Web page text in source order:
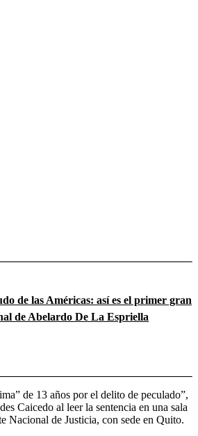
de las Américas: así es el primer gran
de Abelardo De La Espriella
de 13 años por el delito de peculado”,
Caicedo al leer la sentencia en una sala
Nacional de Justicia, con sede en Quito.